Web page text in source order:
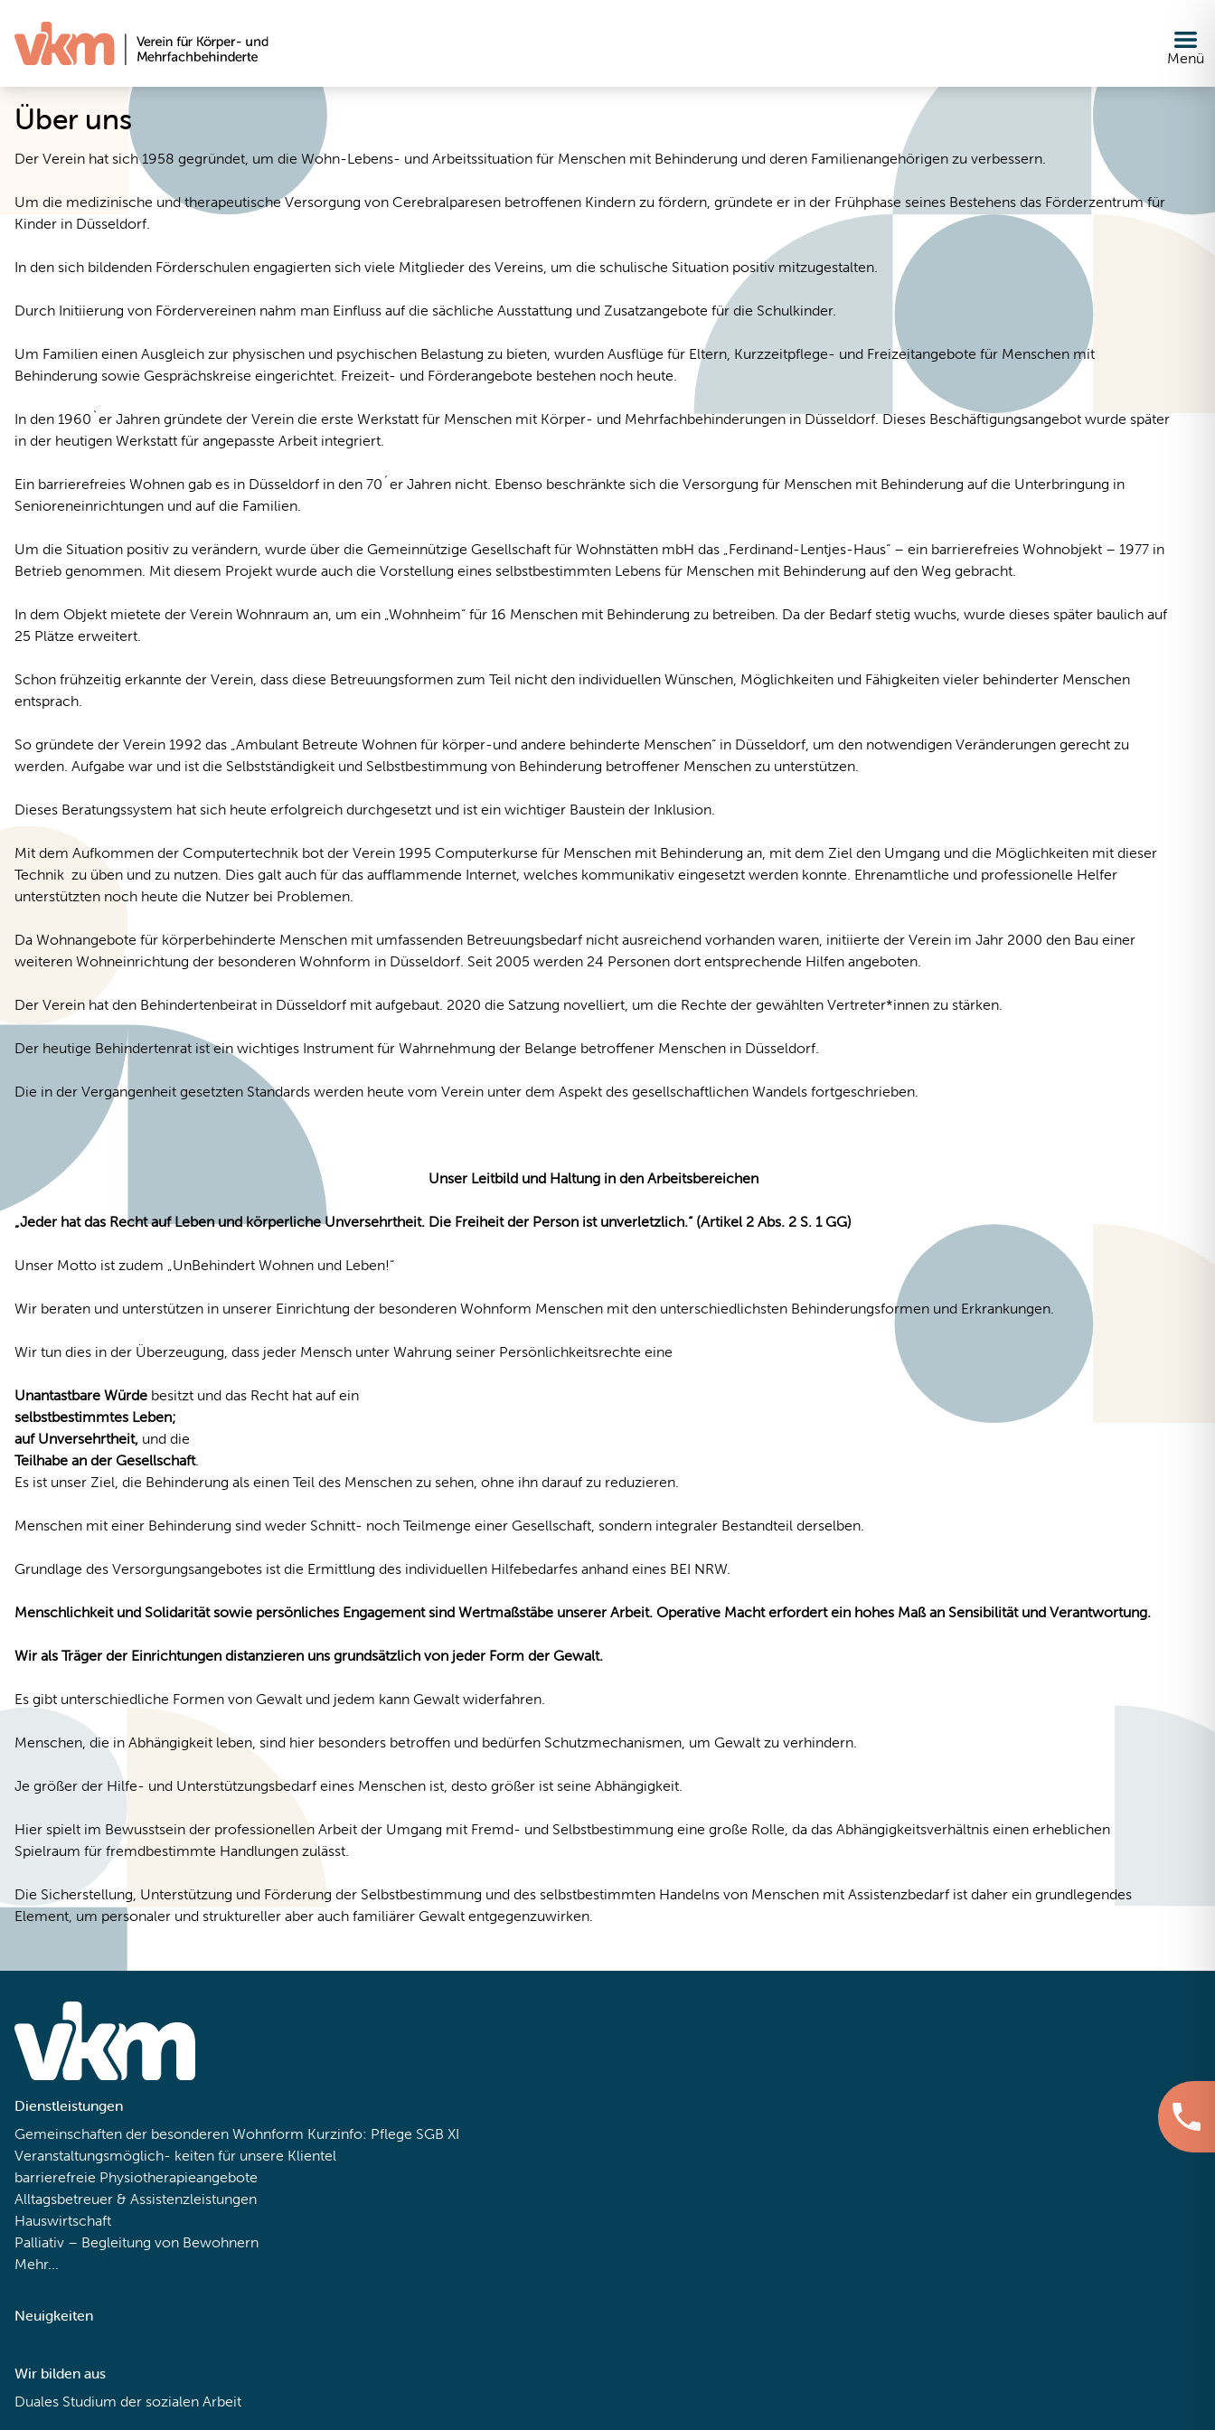
Menü
Über uns
Der Verein hat sich 1958 gegründet, um die Wohn-Lebens- und Arbeitssituation für Menschen mit Behinderung und deren Familienangehörigen zu verbessern.
Um die medizinische und therapeutische Versorgung von Cerebralparesen betroffenen Kindern zu fördern, gründete er in der Frühphase seines Bestehens das Förderzentrum für
Kinder in Düsseldorf.
In den sich bildenden Förderschulen engagierten sich viele Mitglieder des Vereins, um die schulische Situation positiv mitzugestalten.
Durch Initiierung von Fördervereinen nahm man Einfluss auf die sächliche Ausstattung und Zusatzangebote für die Schulkinder.
Um Familien einen Ausgleich zur physischen und psychischen Belastung zu bieten, wurden Ausflüge für Eltern, Kurzzeitpflege- und Freizeitangebote für Menschen mit
Behinderung sowie Gesprächskreise eingerichtet. Freizeit- und Förderangebote bestehen noch heute.
In den 1960`er Jahren gründete der Verein die erste Werkstatt für Menschen mit Körper- und Mehrfachbehinderungen in Düsseldorf. Dieses Beschäftigungsangebot wurde später
in der heutigen Werkstatt für angepasste Arbeit integriert.
Ein barrierefreies Wohnen gab es in Düsseldorf in den 70´er Jahren nicht. Ebenso beschränkte sich die Versorgung für Menschen mit Behinderung auf die Unterbringung in
Senioreneinrichtungen und auf die Familien.
Um die Situation positiv zu verändern, wurde über die Gemeinnützige Gesellschaft für Wohnstätten mbH das „Ferdinand-Lentjes-Haus“ – ein barrierefreies Wohnobjekt – 1977 in
Betrieb genommen. Mit diesem Projekt wurde auch die Vorstellung eines selbstbestimmten Lebens für Menschen mit Behinderung auf den Weg gebracht.
In dem Objekt mietete der Verein Wohnraum an, um ein „Wohnheim“ für 16 Menschen mit Behinderung zu betreiben. Da der Bedarf stetig wuchs, wurde dieses später baulich auf
25 Plätze erweitert.
Schon frühzeitig erkannte der Verein, dass diese Betreuungsformen zum Teil nicht den individuellen Wünschen, Möglichkeiten und Fähigkeiten vieler behinderter Menschen
entsprach.
So gründete der Verein 1992 das „Ambulant Betreute Wohnen für körper-und andere behinderte Menschen“ in Düsseldorf, um den notwendigen Veränderungen gerecht zu
werden. Aufgabe war und ist die Selbstständigkeit und Selbstbestimmung von Behinderung betroffener Menschen zu unterstützen.
Dieses Beratungssystem hat sich heute erfolgreich durchgesetzt und ist ein wichtiger Baustein der Inklusion.
Mit dem Aufkommen der Computertechnik bot der Verein 1995 Computerkurse für Menschen mit Behinderung an, mit dem Ziel den Umgang und die Möglichkeiten mit dieser
Technik zu üben und zu nutzen. Dies galt auch für das aufflammende Internet, welches kommunikativ eingesetzt werden konnte. Ehrenamtliche und professionelle Helfer
unterstützten noch heute die Nutzer bei Problemen.
Da Wohnangebote für körperbehinderte Menschen mit umfassenden Betreuungsbedarf nicht ausreichend vorhanden waren, initiierte der Verein im Jahr 2000 den Bau einer
weiteren Wohneinrichtung der besonderen Wohnform in Düsseldorf. Seit 2005 werden 24 Personen dort entsprechende Hilfen angeboten.
Der Verein hat den Behindertenbeirat in Düsseldorf mit aufgebaut. 2020 die Satzung novelliert, um die Rechte der gewählten Vertreter*innen zu stärken.
Der heutige Behindertenrat ist ein wichtiges Instrument für Wahrnehmung der Belange betroffener Menschen in Düsseldorf.
Die in der Vergangenheit gesetzten Standards werden heute vom Verein unter dem Aspekt des gesellschaftlichen Wandels fortgeschrieben.
Unser Leitbild und Haltung in den Arbeitsbereichen
„Jeder hat das Recht auf Leben und körperliche Unversehrtheit. Die Freiheit der Person ist unverletzlich.“ (Artikel 2 Abs. 2 S. 1 GG)
Unser Motto ist zudem „UnBehindert Wohnen und Leben!“
Wir beraten und unterstützen in unserer Einrichtung der besonderen Wohnform Menschen mit den unterschiedlichsten Behinderungsformen und Erkrankungen.
Wir tun dies in der Überzeugung, dass jeder Mensch unter Wahrung seiner Persönlichkeitsrechte eine
Unantastbare Würde besitzt und das Recht hat auf ein
selbstbestimmtes Leben;
auf Unversehrtheit, und die
Teilhabe an der Gesellschaft.
Es ist unser Ziel, die Behinderung als einen Teil des Menschen zu sehen, ohne ihn darauf zu reduzieren.
Menschen mit einer Behinderung sind weder Schnitt- noch Teilmenge einer Gesellschaft, sondern integraler Bestandteil derselben.
Grundlage des Versorgungsangebotes ist die Ermittlung des individuellen Hilfebedarfes anhand eines BEI NRW.
Menschlichkeit und Solidarität sowie persönliches Engagement sind Wertmaßstäbe unserer Arbeit. Operative Macht erfordert ein hohes Maß an Sensibilität und Verantwortung.
Wir als Träger der Einrichtungen distanzieren uns grundsätzlich von jeder Form der Gewalt.
Es gibt unterschiedliche Formen von Gewalt und jedem kann Gewalt widerfahren.
Menschen, die in Abhängigkeit leben, sind hier besonders betroffen und bedürfen Schutzmechanismen, um Gewalt zu verhindern.
Je größer der Hilfe- und Unterstützungsbedarf eines Menschen ist, desto größer ist seine Abhängigkeit.
Hier spielt im Bewusstsein der professionellen Arbeit der Umgang mit Fremd- und Selbstbestimmung eine große Rolle, da das Abhängigkeitsverhältnis einen erheblichen
Spielraum für fremdbestimmte Handlungen zulässt.
Die Sicherstellung, Unterstützung und Förderung der Selbstbestimmung und des selbstbestimmten Handelns von Menschen mit Assistenzbedarf ist daher ein grundlegendes
Element, um personaler und struktureller aber auch familiärer Gewalt entgegenzuwirken.
Dienstleistungen
Gemeinschaften der besonderen Wohnform Kurzinfo: Pflege SGB XI
Veranstaltungsmöglich- keiten für unsere Klientel
barrierefreie Physiotherapieangebote
Alltagsbetreuer & Assistenzleistungen
Hauswirtschaft
Palliativ – Begleitung von Bewohnern
Mehr...
Neuigkeiten
Wir bilden aus
Duales Studium der sozialen Arbeit